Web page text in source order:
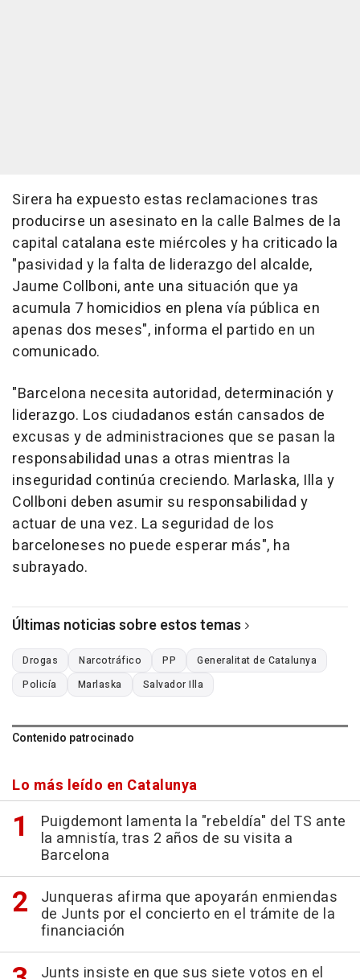
Sirera ha expuesto estas reclamaciones tras
producirse un asesinato en la calle Balmes de la
capital catalana este miércoles y ha criticado la
"pasividad y la falta de liderazgo del alcalde,
Jaume Collboni, ante una situación que ya
acumula 7 homicidios en plena vía pública en
apenas dos meses", informa el partido en un
comunicado.
"Barcelona necesita autoridad, determinación y
liderazgo. Los ciudadanos están cansados de
excusas y de administraciones que se pasan la
responsabilidad unas a otras mientras la
inseguridad continúa creciendo. Marlaska, Illa y
Collboni deben asumir su responsabilidad y
actuar de una vez. La seguridad de los
barceloneses no puede esperar más", ha
subrayado.
Últimas noticias sobre estos temas
Drogas Narcotráfico PP
Generalitat de Catalunya
Policía
Marlaska Salvador Illa
Contenido patrocinado
Lo más leído en Catalunya
Puigdemont lamenta la "rebeldía" del TS ante
la amnistía, tras 2 años de su visita a
Barcelona
Junqueras afirma que apoyarán enmiendas
de Junts por el concierto en el trámite de la
financiación
Junts insiste en que sus siete votos en el